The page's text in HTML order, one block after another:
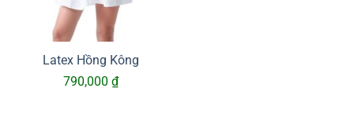
Latex Hồng Kông
790,000 ₫